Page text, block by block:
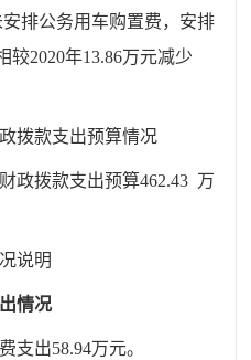
排公务用车购置费，安排
较2020年13.86万元减少
拨款支出预算情况
政拨款支出预算462.43 万
说明
情况
支出58.94万元。